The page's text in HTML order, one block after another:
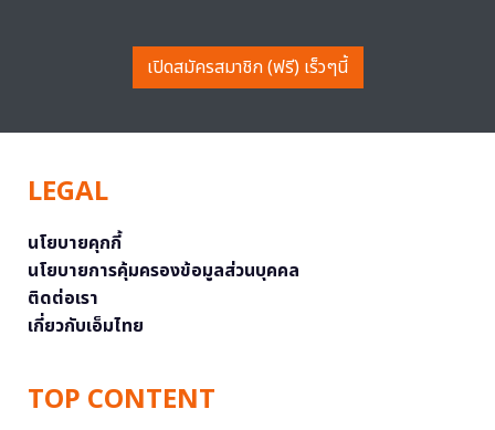
เปิดสมัครสมาชิก (ฟรี) เร็วๆนี้
LEGAL
นโยบายคุกกี้
นโยบายการคุ้มครองข้อมูลส่วนบุคคล
ติดต่อเรา
เกี่ยวกับเอ็มไทย
TOP CONTENT